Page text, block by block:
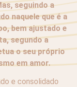
seguindo a
naquele que é a
bem ajustado e
segundo a
o seu próprio
em amor.
e consolidado